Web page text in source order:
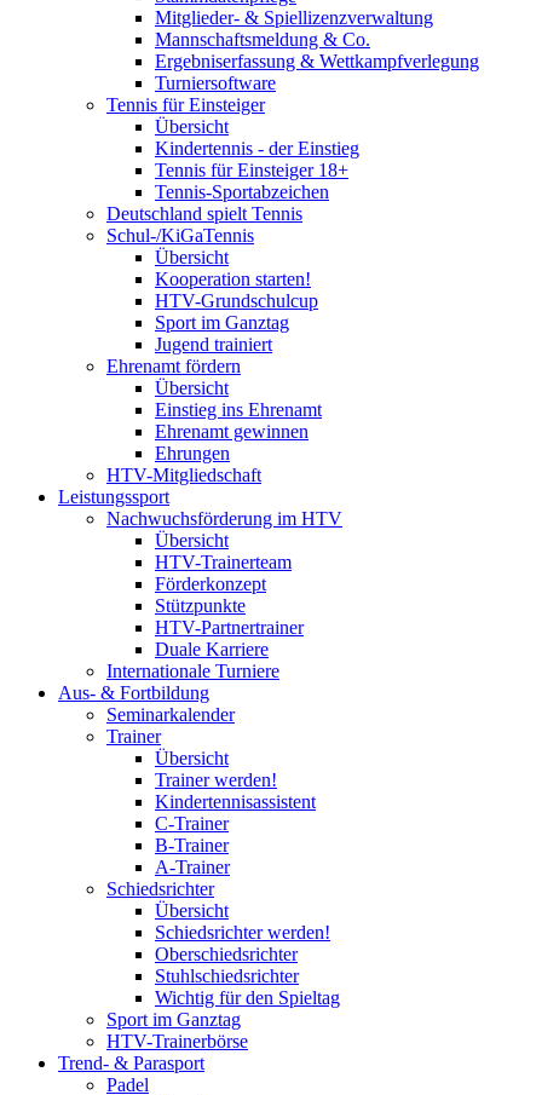
Mitglieder- & Spiellizenzverwaltung
Mannschaftsmeldung & Co.
Ergebniserfassung & Wettkampfverlegung
Turniersoftware
Tennis für Einsteiger
Übersicht
Kindertennis - der Einstieg
Tennis für Einsteiger 18+
Tennis-Sportabzeichen
Deutschland spielt Tennis
Schul-/KiGaTennis
Übersicht
Kooperation starten!
HTV-Grundschulcup
Sport im Ganztag
Jugend trainiert
Ehrenamt fördern
Übersicht
Einstieg ins Ehrenamt
Ehrenamt gewinnen
Ehrungen
HTV-Mitgliedschaft
Leistungssport
Nachwuchsförderung im HTV
Übersicht
HTV-Trainerteam
Förderkonzept
Stützpunkte
HTV-Partnertrainer
Duale Karriere
Internationale Turniere
Aus- & Fortbildung
Seminarkalender
Trainer
Übersicht
Trainer werden!
Kindertennisassistent
C-Trainer
B-Trainer
A-Trainer
Schiedsrichter
Übersicht
Schiedsrichter werden!
Oberschiedsrichter
Stuhlschiedsrichter
Wichtig für den Spieltag
Sport im Ganztag
HTV-Trainerbörse
Trend- & Parasport
Padel